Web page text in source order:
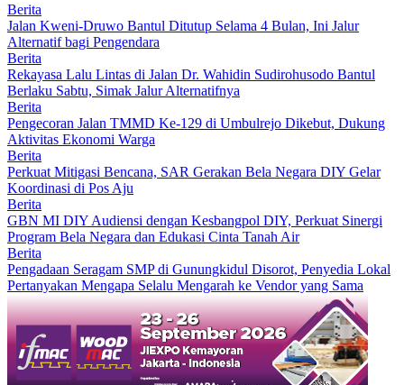
Berita
Jalan Kweni-Druwo Bantul Ditutup Selama 4 Bulan, Ini Jalur
Alternatif bagi Pengendara
Berita
Rekayasa Lalu Lintas di Jalan Dr. Wahidin Sudirohusodo Bantul
Berlaku Sabtu, Simak Jalur Alternatifnya
Berita
Pengecoran Jalan TMMD Ke-129 di Umbulrejo Dikebut, Dukung
Aktivitas Ekonomi Warga
Berita
Perkuat Mitigasi Bencana, SAR Gerakan Bela Negara DIY Gelar
Koordinasi di Pos Aju
Berita
GBN MI DIY Audiensi dengan Kesbangpol DIY, Perkuat Sinergi
Program Bela Negara dan Edukasi Cinta Tanah Air
Berita
Pengadaan Seragam SMP di Gunungkidul Disorot, Penyedia Lokal
Pertanyakan Mengapa Selalu Mengarah ke Vendor yang Sama